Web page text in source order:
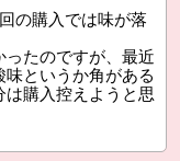
の購入では味が落
たのですが、最近
というか角がある
は購入控えようと思